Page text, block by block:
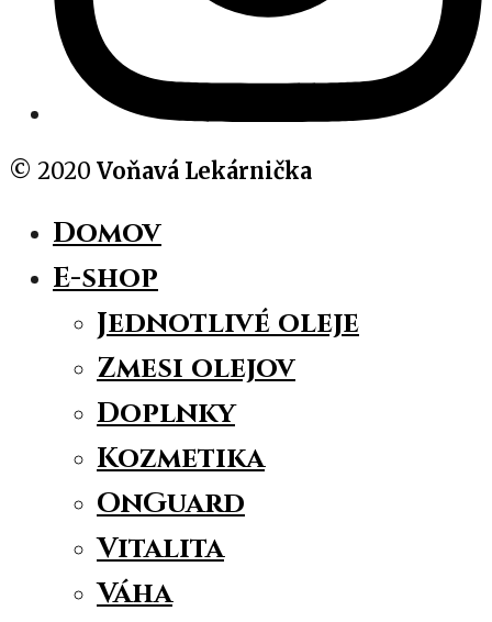
© 2020 Voňavá Lekárnička
Domov
E-shop
Jednotlivé oleje
Zmesi olejov
Doplnky
Kozmetika
OnGuard
Vitalita
Váha